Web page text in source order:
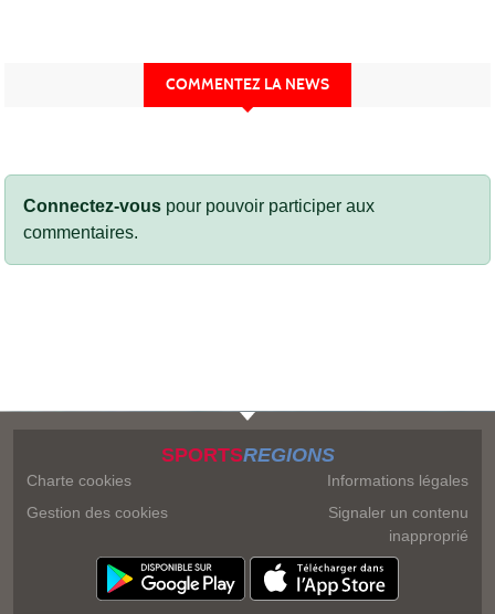
COMMENTEZ LA NEWS
Connectez-vous pour pouvoir participer aux
commentaires.
SPORTSREGIONS
Charte cookies
Gestion des cookies
Informations légales
Signaler un contenu
inapproprié